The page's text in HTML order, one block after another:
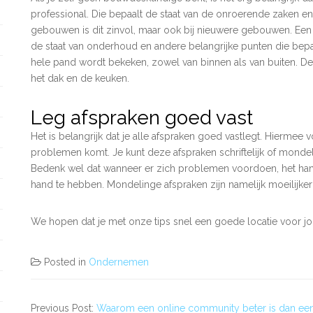
professional. Die bepaalt de staat van de onroerende zaken
gebouwen is dit zinvol, maar ook bij nieuwere gebouwen.
de staat van onderhoud en andere belangrijke punten die
hele pand wordt bekeken, zowel van binnen als van buiten.
het dak en de keuken.
Leg afspraken goed vast
Het is belangrijk dat je alle afspraken goed vastlegt.
problemen komt. Je kunt deze afspraken schriftelijk of
Bedenk wel dat wanneer er zich problemen voordoen, het
hand te hebben. Mondelinge afspraken zijn namelijk
We hopen dat je met onze tips snel een goede locatie voor
Posted in Ondernemen
Previous Post: Waarom een online community beter is dan